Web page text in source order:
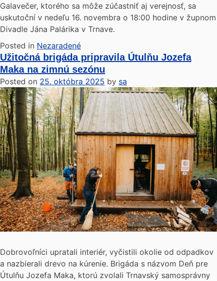
Galavečer, ktorého sa môže zúčastniť aj verejnosť, sa
uskutoční v nedeľu 16. novembra o 18:00 hodine v župnom
Divadle Jána Palárika v Trnave.
Posted in Nezaradené
Užitočná brigáda pripravila Útulňu Jozefa
Maka na zimnú sezónu
Posted on 25. októbra 2025 by sa
Dobrovoľníci upratali interiér, vyčistili okolie od odpadkov
a nazbierali drevo na kúrenie. Brigáda s názvom Deň pre
Útulňu Jozefa Maka, ktorú zvolali Trnavský samosprávny